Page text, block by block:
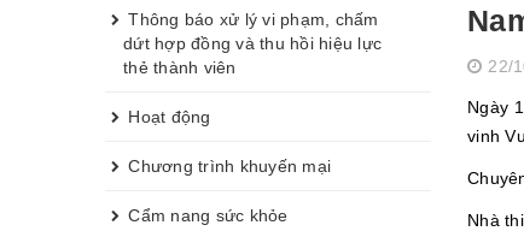
22/
Ngày
vinh
Nhà
Thông báo xử lý vi phạm, chấm
dứt hợp đồng và thu hồi hiệu lực
thẻ thành viên
Hoạt động
Chương trình khuyến mại
Cẩm nang sức khỏe